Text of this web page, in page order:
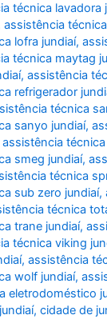
técnica lavadora
assistência
lofra jundiaí,
técnica maytag
,assistência
refrigerador
técnica
sanyo jundiaí,
assistência
smeg jundiaí,
técnica
sub zero jundiaí,
técnica
trane jundiaí,
técnica viking
,assistência
wolf jundiaí,
eletrodoméstico
,cidade de